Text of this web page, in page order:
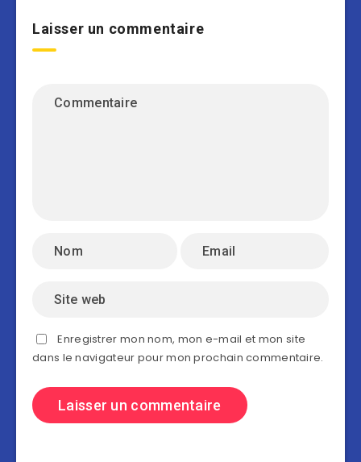
Laisser un commentaire
Enregistrer mon nom, mon e-mail et mon site
dans le navigateur pour mon prochain commentaire.